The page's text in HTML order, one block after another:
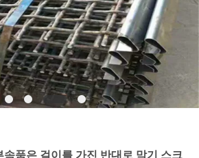
속품은 걸이를 가진 반대로 막기 스크